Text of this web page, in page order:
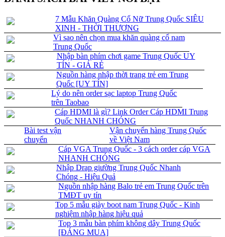
7 Mẫu Khăn Quàng Cổ Nữ Trung Quốc SIÊU
XINH - THỜI THƯỢNG
Vì sao nên chọn mua khăn quàng cổ nam
Trung Quốc
Nhập bàn phím chơi game Trung Quốc UY
TÍN - GIÁ RẺ
Nguồn hàng nhập thời trang trẻ em Trung
Quốc [UY TÍN]
Lý do nên order sạc laptop Trung Quốc
trên Taobao
Cáp HDMI là gì? Link Order Cáp HDMI Trung
Quốc NHANH CHÓNG
Bài test vận
chuyển
Vận chuyển hàng Trung Quốc
về Việt Nam
Cáp VGA Trung Quốc - 3 cách order cáp VGA
NHANH CHÓNG
Nhập Drap giường Trung Quốc Nhanh
Chóng - Hiệu Quả
Nguồn nhập hàng Balo trẻ em Trung Quốc trên
TMĐT uy tín
Top 5 mẫu giày boot nam Trung Quốc - Kinh
nghiệm nhập hàng hiệu quả
Top 3 mẫu bàn phím không dây Trung Quốc
[ĐÁNG MUA]